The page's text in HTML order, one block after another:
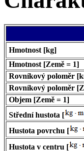
Hmotnost [kg]
Hmotnost [Země = 1]
Rovníkový poloměr
Rovníkový poloměr
Objem [Země = 1]
Střední hustota [
Hustota povrchu [
Hustota v centru [